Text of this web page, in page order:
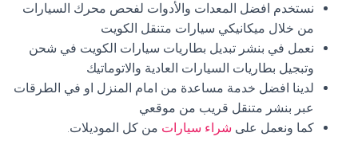
نستخدم افضل المعدات والأدوات لفحص محرك السيارات
من خلال ميكانيكي سيارات متنقل الكويت
نعمل في بنشر تبديل بطاريات سيارات الكويت في شحن
وتبجيل بطاريات السيارات العادية والاتوماتيك
لدينا افضل خدمة مساعدة من امام المنزل او في الطرقات
عبر بنشر متنقل قريب من موقعي
كما ونعمل على شراء سيارات من كل الموديلات.